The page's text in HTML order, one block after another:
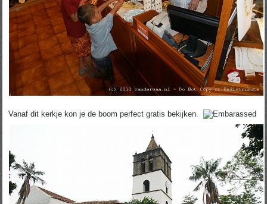
Vanaf dit kerkje kon je de boom perfect gratis bekijken.